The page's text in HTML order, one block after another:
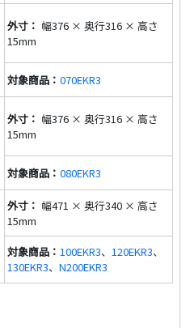
外寸： 幅376 × 奥行316 × 高さ
15mm
対象商品：070EKR3
外寸： 幅376 × 奥行316 × 高さ
15mm
対象商品：080EKR3
外寸： 幅471 × 奥行340 × 高さ
15mm
対象商品：100EKR3、120EKR3、
130EKR3、N200EKR3